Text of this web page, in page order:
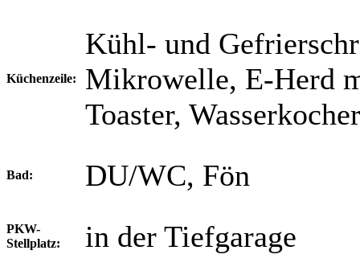
Küchenzeile:
Kühl- und
Mikrowelle, E-Herd
Toaster,
Bad: DU/WC, Fön
PKW-
Stellplatz:
in der Tiefgarage